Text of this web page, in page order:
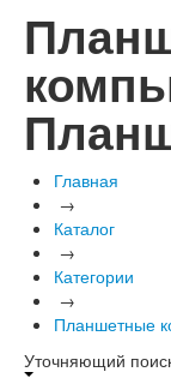
Главная
→
Каталог
→
Категории
→
Планшетные
Уточняющий